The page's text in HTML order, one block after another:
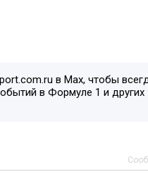
в Max, чтобы
в Формуле 1 и других